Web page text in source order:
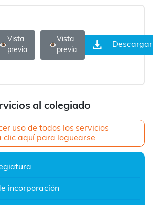
al colegiado
uso de todos los servicios
clic aquí para loguearse
incorporación
Vista
previa
Vista
previa
Descargar